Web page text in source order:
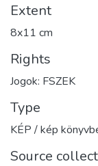
Extent
8x11 cm
Rights
Jogok: FSZEK
Type
KÉP / kép
Source